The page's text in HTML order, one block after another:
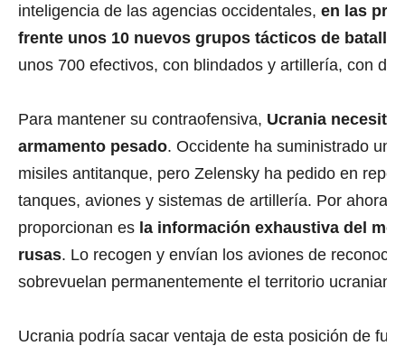
inteligencia de las agencias occidentales, en las
frente unos 10 nuevos grupos tácticos de
unos 700 efectivos, con blindados y artillería, con
Para mantener su contraofensiva, Ucrania
armamento pesado. Occidente ha suministrado
misiles antitanque, pero Zelensky ha pedido en
tanques, aviones y sistemas de artillería. Por ahora,
proporcionan es la información exhaustiva del
rusas. Lo recogen y envían los aviones de
sobrevuelan permanentemente el territorio ucraniano.
Ucrania podría sacar ventaja de esta posición de